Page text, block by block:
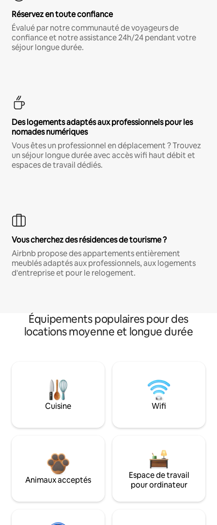
Réservez en toute confiance
Évalué par notre communauté de voyageurs de
confiance et notre assistance 24h/24 pendant votre
séjour longue durée.
Des logements adaptés aux professionnels pour les
nomades numériques
Vous êtes un professionnel en déplacement ? Trouvez
un séjour longue durée avec accès wifi haut débit et
espaces de travail dédiés.
Vous cherchez des résidences de tourisme ?
Airbnb propose des appartements entièrement
meublés adaptés aux professionnels, aux logements
d'entreprise et pour le relogement.
Équipements populaires pour des
locations moyenne et longue durée
Cuisine Wifi
Animaux acceptés
Espace de travail
pour ordinateur